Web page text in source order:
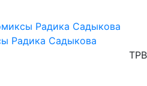
Радика Садыкова
TPB